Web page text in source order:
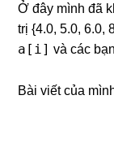
Ở đây mình đã
trị {4.0, 5.0, 6.0,
a[i] và các
Bài viết của